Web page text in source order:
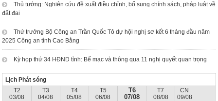
Thủ tướng: Nghiên cứu đề xuất điều chỉnh, bổ sung chính sách, pháp luật về
đất đai
Thứ trưởng Bộ Công an Trần Quốc Tỏ dự hội nghị sơ kết 6 tháng đầu năm
2025 Công an tỉnh Cao Bằng
Kỳ họp thứ 34 HĐND tỉnh: Bế mạc và thông qua 11 nghị quyết quan trọng
Lịch Phát sóng
T2
03/08
T3
04/08
T4
05/08
T5
06/08
T6
07/08
T7
08/08
CN
09/08